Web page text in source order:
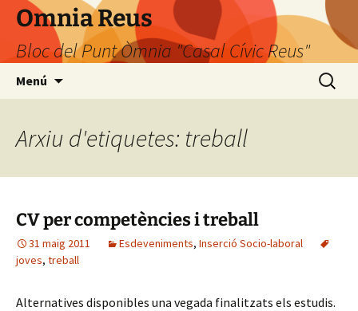
Omnia Reus
Bloc del Punt Òmnia "Casal Cívic Reus"
Menú Cerca:
Arxiu d'etiquetes: treball
CV per competències i treball
31 maig 2011 Esdeveniments, Inserció Socio-laboral
joves, treball
Alternatives disponibles una vegada finalitzats els estudis.